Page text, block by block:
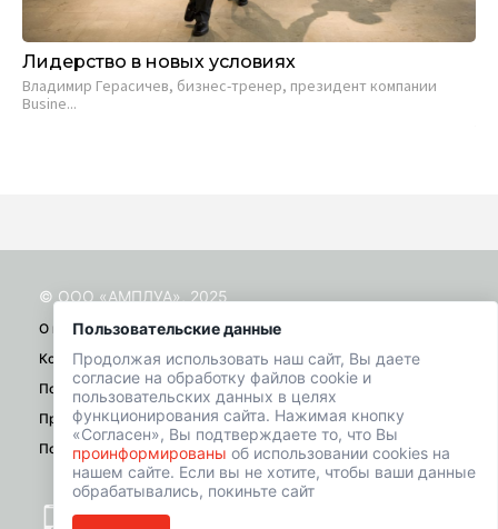
Лидерство в новых условиях
Владимир Герасичев, бизнес-тренер, президент компании
Busine...
Пользовательские данные
Продолжая использовать наш сайт, Вы даете
согласие на обработку файлов cookie и
пользовательских данных в целях
функционирования сайта. Нажимая кнопку
«Согласен», Вы подтверждаете то, что Вы
проинформированы об использовании cookies на
нашем сайте. Если вы не хотите, чтобы ваши данные
обрабатывались, покиньте сайт
© ООО «АМПЛУА», 2025
О проекте
Контакты
Помощь
Правила
Политика конфиденциальности
+7 (901) 518-01-49